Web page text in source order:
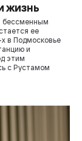
жизнь
бессменным
ее
в Подмосковье
и
этим
с Рустамом